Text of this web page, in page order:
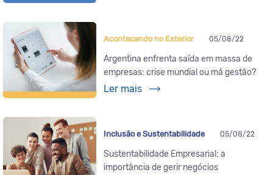
Acontecendo no Exterior 05/08/22
Argentina enfrenta saída em massa de
empresas: crise mundial ou má gestão?
Ler mais
Inclusão e Sustentabilidade 05/08/22
Sustentabilidade Empresarial: a
importância de gerir negócios